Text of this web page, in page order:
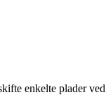
enkelte plader